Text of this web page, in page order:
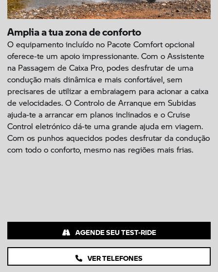
Amplia a tua zona de conforto
O equipamento incluído no Pacote Comfort opcional
oferece-te um apoio impressionante. Com o Assistente
na Passagem de Caixa Pro, podes desfrutar de uma
condução mais dinâmica e mais confortável, sem
precisares de utilizar a embraiagem para acionar a caixa
de velocidades. O Controlo de Arranque em Subidas
ajuda-te a arrancar em planos inclinados e o Cruise
Control eletrónico dá-te uma grande ajuda em viagem.
Com os punhos aquecidos podes desfrutar da condução
com todo o conforto, mesmo nas regiões mais frias.
VER TELEFONES
AGENDE SEU TEST-RIDE